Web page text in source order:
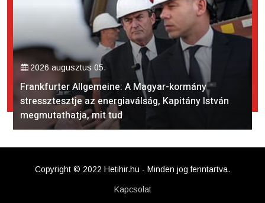
2026 augusztus 05.
Frankfurter Allgemeine: A Magyar-kormány
stressztesztje az energiaválság, Kapitány István
megmutathatja, mit tud
Copyright © 2022 Hetihir.hu - Minden jog fenntartva.
Kapcsolat